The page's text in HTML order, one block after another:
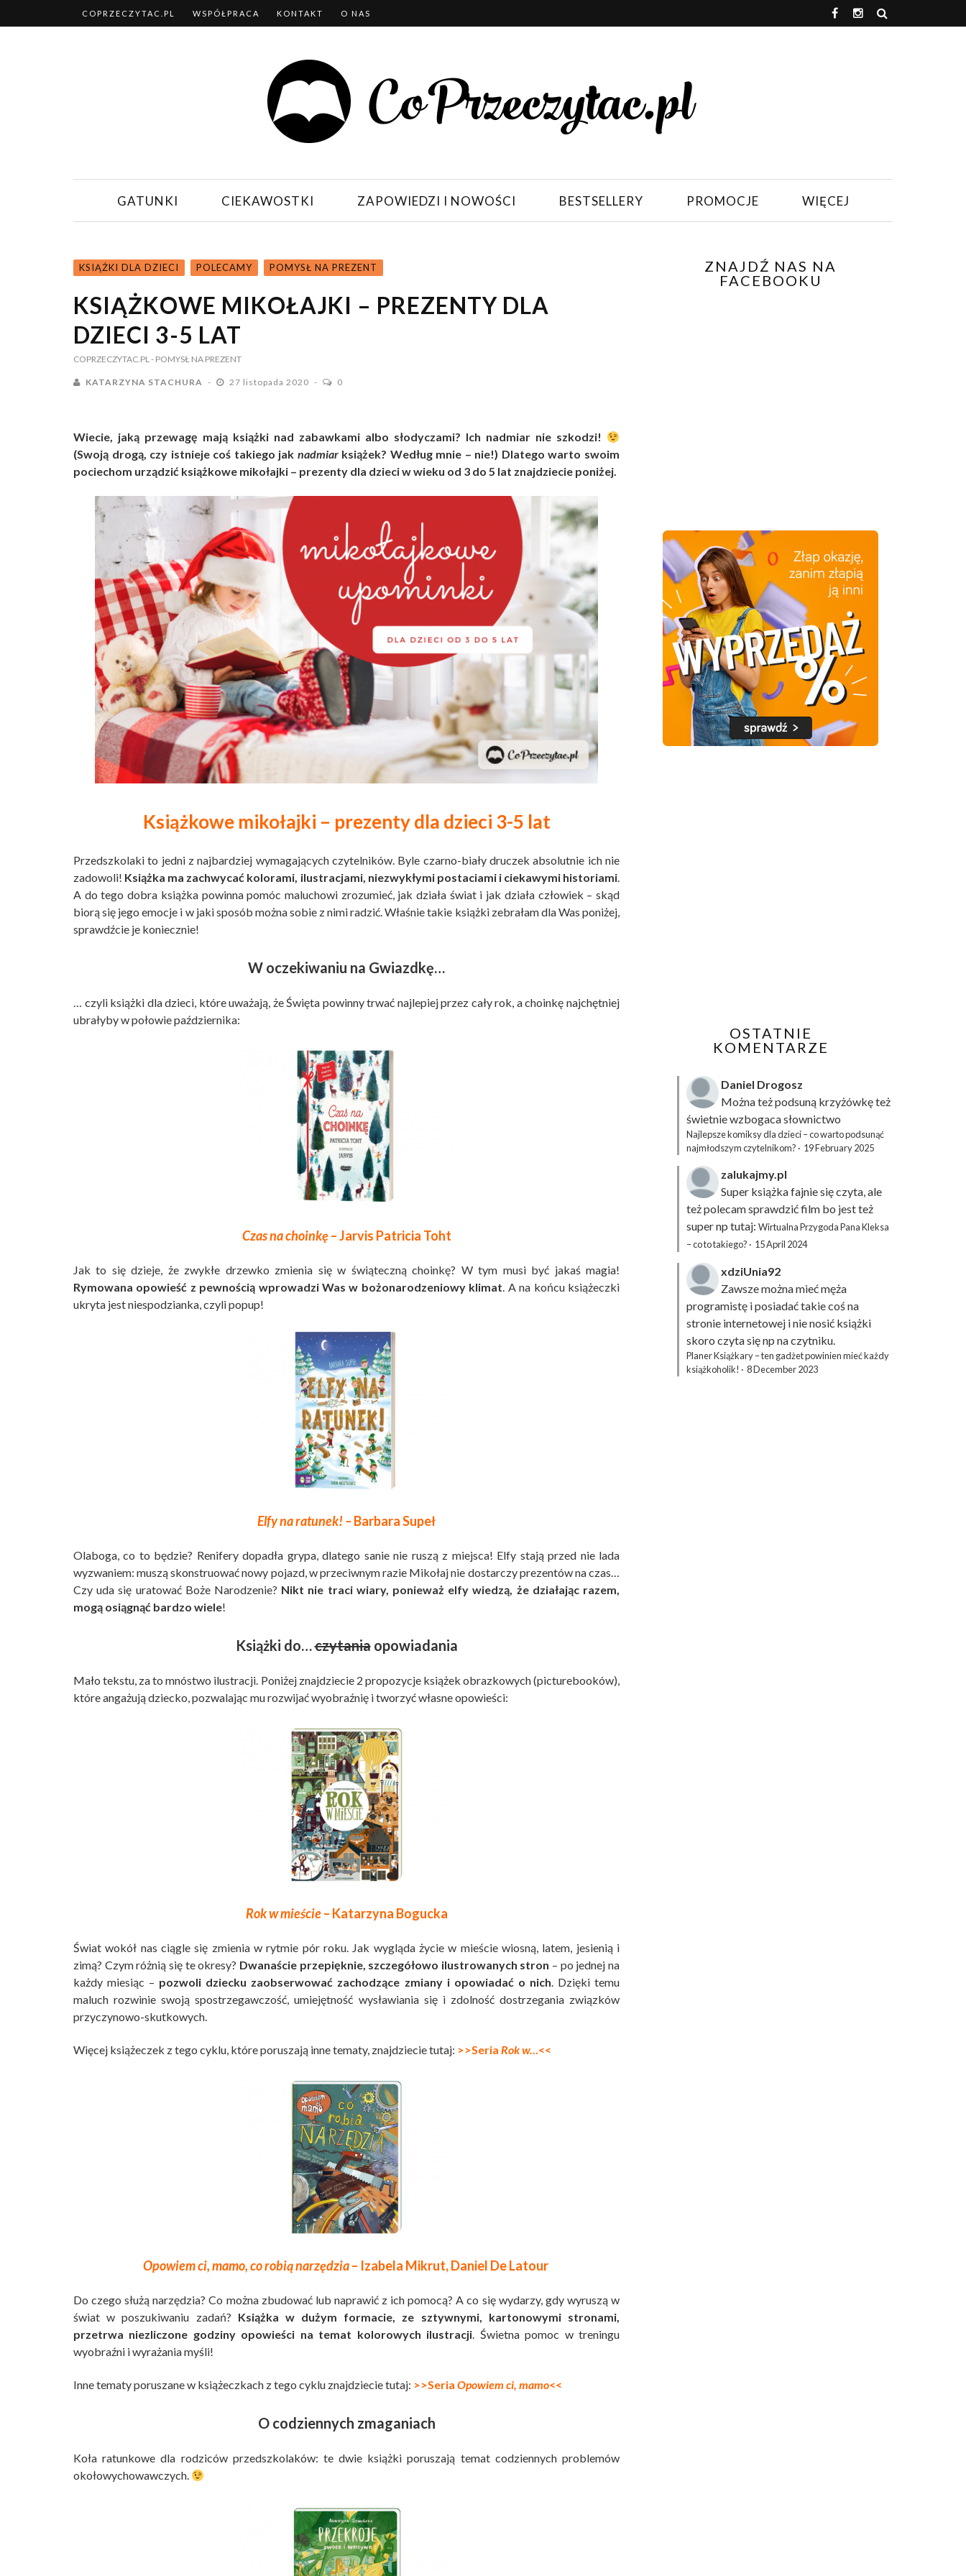
COPRZECZYTAC.PL WSPÓŁPRACA KONTAKT O NAS
GATUNKI CIEKAWOSTKI ZAPOWIEDZI I NOWOŚCI BESTSELLERY PROMOCJE WIĘCEJ
KSIĄŻKI DLA DZIECI POLECAMY POMYSŁ NA PREZENT
KSIĄŻKOWE MIKOŁAJKI – PREZENTY DLA
DZIECI 3-5 LAT
COPRZECZYTAC.PL- POMYSŁ NA PREZENT
KATARZYNA STACHURA 27 listopada 2020 0
Wiecie, jaką przewagę mają książki nad zabawkami albo słodyczami? Ich nadmiar nie szkodzi!
(Swoją drogą, czy istnieje coś takiego jak nadmiarksiążek? Według mnie – nie!) Dlatego warto swoim
pociechom urządzić książkowe mikołajki – prezenty dla dzieci w wieku od 3 do 5 lat znajdziecie poniżej.
Książkowe mikołajki – prezenty dla dzieci 3-5 lat
Przedszkolaki to jedni z najbardziej wymagających czytelników. Byle czarno-biały druczek absolutnie ich nie
zadowoli! Książka ma zachwycać kolorami, ilustracjami, niezwykłymi postaciami i ciekawymi historiami.
A do tego dobra książka powinna pomóc maluchowi zrozumieć, jak działa świat i jak działa człowiek – skąd
biorą się jego emocje i w jaki sposób można sobie z nimi radzić. Właśnie takie książki zebrałam dla Was poniżej,
sprawdźcie je koniecznie!
W oczekiwaniu na Gwiazdkę…
… czyli książki dla dzieci, które uważają, że Święta powinny trwać najlepiej przez cały rok, a choinkę najchętniej
ubrałyby w połowie października:
Czas na choinkę– Jarvis Patricia Toht
Jak to się dzieje, że zwykłe drzewko zmienia się w świąteczną choinkę? W tym musi być jakaś magia!
Rymowana opowieść z pewnością wprowadzi Was w bożonarodzeniowy klimat. A na końcu książeczki
ukryta jest niespodzianka, czyli popup!
Elfy na ratunek! –Barbara Supeł
Olaboga, co to będzie? Renifery dopadła grypa, dlatego sanie nie ruszą z miejsca! Elfy stają przed nie lada
wyzwaniem: muszą skonstruować nowy pojazd, w przeciwnym razie Mikołaj nie dostarczy prezentów na czas…
Czy uda się uratować Boże Narodzenie? Nikt nie traci wiary, ponieważ elfy wiedzą, że działając razem,
mogą osiągnąć bardzo wiele!
Książki do…czytaniaopowiadania
Mało tekstu, za to mnóstwo ilustracji. Poniżej znajdziecie 2 propozycje książek obrazkowych (picturebooków),
które angażują dziecko, pozwalając mu rozwijać wyobraźnię i tworzyć własne opowieści:
Rok w mieście– Katarzyna Bogucka
Świat wokół nas ciągle się zmienia w rytmie pór roku. Jak wygląda życie w mieście wiosną, latem, jesienią i
zimą? Czym różnią się te okresy? Dwanaście przepięknie, szczegółowo ilustrowanych stron – po jednej na
każdy miesiąc – pozwoli dziecku zaobserwować zachodzące zmiany i opowiadać o nich. Dzięki temu
maluch rozwinie swoją spostrzegawczość, umiejętność wysławiania się i zdolność dostrzegania związków
przyczynowo-skutkowych.
Więcej książeczek z tego cyklu, które poruszają inne tematy, znajdziecie tutaj: >>Seria Rok w…<<
Opowiem ci, mamo, co robią narzędzia– Izabela Mikrut, Daniel De Latour
Do czego służą narzędzia? Co można zbudować lub naprawić z ich pomocą? A co się wydarzy, gdy wyruszą w
świat w poszukiwaniu zadań? Książka w dużym formacie, ze sztywnymi, kartonowymi stronami,
przetrwa niezliczone godziny opowieści na temat kolorowych ilustracji. Świetna pomoc w treningu
wyobraźni i wyrażania myśli!
Inne tematy poruszane w książeczkach z tego cyklu znajdziecie tutaj: >>Seria Opowiem ci, mamo<<
O codziennych zmaganiach
Koła ratunkowe dla rodziców przedszkolaków: te dwie książki poruszają temat codziennych problemów
okołowychowawczych.
ZNAJDŹ NAS NA
FACEBOOKU
OSTATNIE
KOMENTARZE
Daniel Drogosz
Można też podsuną krzyżówkęteż
świetnie wzbogaca słownictwo
Najlepsze komiksy dla dzieci – co warto podsunąć
najmłodszym czytelnikom? · 19 February 2025
zalukajmy.pl
Super książka fajnie się czyta, ale
też polecam sprawdzić film bo jest też
super np tutaj: Wirtualna Przygoda Pana Kleksa
– co to takiego? · 15 April 2024
xdziUnia92
Zawsze można mieć męża
programistę i posiadać takie coś na
stronie internetowej i nie nosić książki
skoro czyta się np na czytniku.
Planer Książkary – ten gadżet powinien mieć każdy
książkoholik! · 8 December 2023